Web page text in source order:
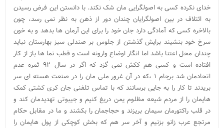
خدای نکرده کسی به اصولگرایی مان شک نکند. با دانستن این فرض رسیدن
به ائتلاف در بین اصولگرایان چندان دور از ذهن به نظر نمی رسد، چون
بالاخره کسی که آمادگی دارد جان خود را برای این آرمان ها بدهد و به خون
سرخ خود بنشیند برایش گذشتن از جلوس بر صندلی سبز بهارستان نباید
چندان محل اعتنا باشد اما انگار اوضاع وارونه است و قطب نما ها باز از کار
افتاده است و کسی هم ککش نمی گزد که اگر در سال ۹۲ ثمره عدم
اتحادمان شد برجام ۱ ،که در آن غرور ملی مان را در صنعت هسته ای سر
بریدند تا کار را به جایی برسانند که با تماس تلفنی جان کری کشتی کمک
هایمان را از مردم شیعه مظلوم یمن دریغ کنیم و جیبوتی تهدیدمان کند و
در قلب راکتورمان سیمان بریزند و حجاجمان را بکشند و ما در مقابل حکام
مرتجع عرب زانو بزنیم و آخر سر هم که بخش کوچکی از پول هایمان را